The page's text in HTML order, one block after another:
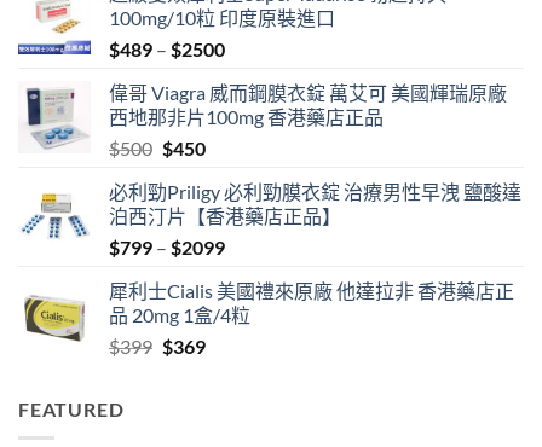
100mg/10粒 印度原裝進口
$489 – $2500Price
$489
through
偉哥 Viagra 威而鋼膜衣錠 萬艾可 美國輝瑞原廠
西地那非片100mg 香港藥店正品
$500 Original
was:
$500.
$450Current
is:
$450.
必利勁Priligy 必利勁膜衣錠 治療男性早洩 鹽酸達
泊西汀片【香港藥店正品】
$799 – $2099Price
$799
through
犀利士Cialis 美國禮來原廠 他達拉非 香港藥店正
品 20mg 1盒/4粒
$399 Original
$369Current
FEATURED